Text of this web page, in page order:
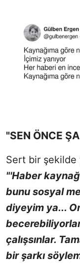
"SEN ÖNCE
Sert bir şekilde
"'Haber
bunu sosyal
diyeyim ya...
çalışsınlar.
bir şarkı